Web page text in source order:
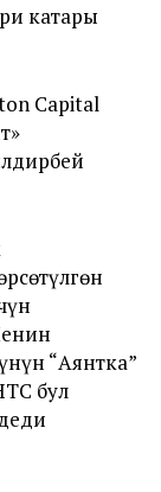
катары
Capital
“Аянтка”
бул